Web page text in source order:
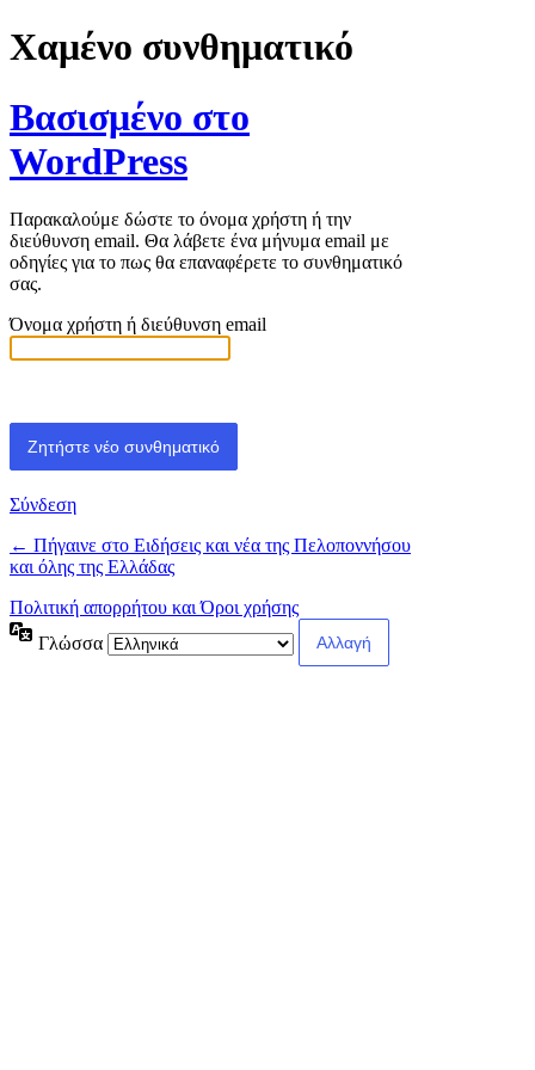
Χαμένο συνθηματικό
Βασισμένο στο
WordPress
Παρακαλούμε δώστε το όνομα χρήστη ή την
διεύθυνση email. Θα λάβετε ένα μήνυμα email με
οδηγίες για το πως θα επαναφέρετε το συνθηματικό
σας.
Όνομα χρήστη ή διεύθυνση email
Σύνδεση
← Πήγαινε στο Ειδήσεις και νέα της Πελοποννήσου
και όλης της Ελλάδας
Πολιτική απορρήτου και Όροι χρήσης
Γλώσσα